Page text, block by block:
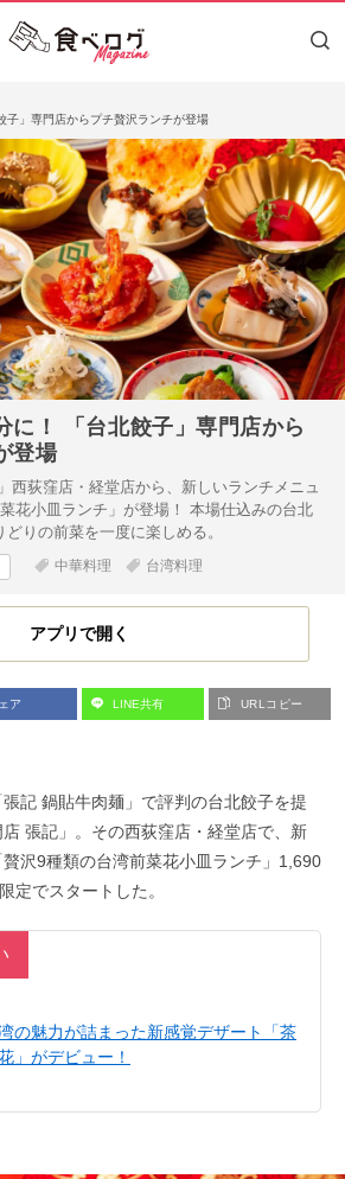
子」専門店からプチ贅沢ランチが登場
に！ 「台北餃子」専門店から
登場
西荻窪店・経堂店から、新しいランチメニュ
花小皿ランチ」が登場！ 本場仕込みの台北
りの前菜を一度に楽しめる。
中華料理 台湾料理
アプリで開く
ア LINE共有 URLコピー
記 鍋貼牛肉麺」で評判の台北餃子を提
張記」。その西荻窪店・経堂店で、新
沢9種類の台湾前菜花小皿ランチ」1,690
定でスタートした。
の魅力が詰まった新感覚デザート「茶
」がデビュー！